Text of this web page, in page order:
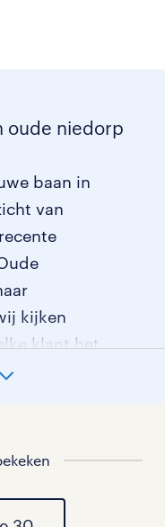
oude niedorp
baan in
van
kijken
klant het